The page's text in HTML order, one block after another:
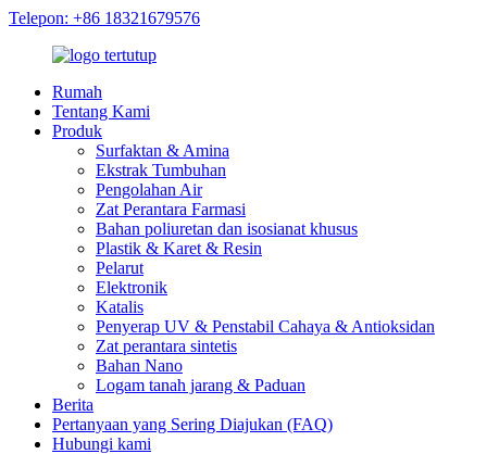
Telepon: +86 18321679576
Rumah
Tentang Kami
Produk
Surfaktan & Amina
Ekstrak Tumbuhan
Pengolahan Air
Zat Perantara Farmasi
Bahan poliuretan dan isosianat khusus
Plastik & Karet & Resin
Pelarut
Elektronik
Katalis
Penyerap UV & Penstabil Cahaya & Antioksidan
Zat perantara sintetis
Bahan Nano
Logam tanah jarang & Paduan
Berita
Pertanyaan yang Sering Diajukan (FAQ)
Hubungi kami